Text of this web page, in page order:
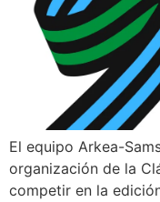
El equipo Arkea-
organización de la
competir en la